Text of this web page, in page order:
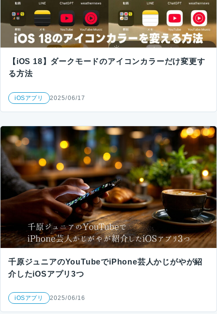
【iOS 18】ダークモードのアイコンカラーだけ変更す
る方法
iOSアプリ 2025/06/17
千原ジュニアのYouTubeでiPhone芸人かじがやが紹
介したiOSアプリ3つ
iOSアプリ 2025/06/16